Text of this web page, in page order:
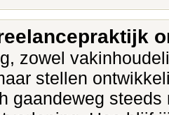
zowel
stellen
gaandeweg